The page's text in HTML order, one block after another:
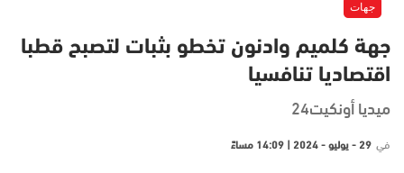
جهات
جهة كلميم وادنون تخطو بثبات لتصبح قطبا
اقتصاديا تنافسيا
ميديا أونكيت24
في 29 - يوليو - 2024 | 14:09 مساءً